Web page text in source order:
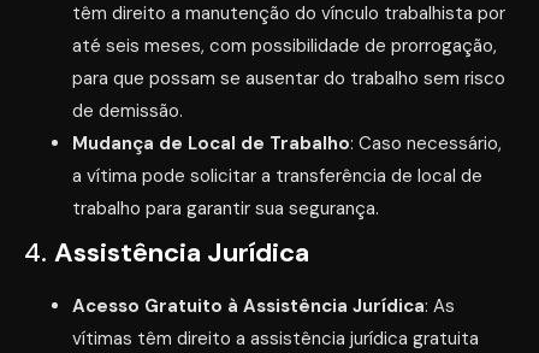
têm direito a manutenção do vínculo trabalhista por
até seis meses, com possibilidade de prorrogação,
para que possam se ausentar do trabalho sem risco
de demissão.
Mudança de Local de Trabalho: Caso necessário,
a vítima pode solicitar a transferência de local de
trabalho para garantir sua segurança.
4. Assistência Jurídica
Acesso Gratuito à Assistência Jurídica: As
vítimas têm direito a assistência jurídica gratuita